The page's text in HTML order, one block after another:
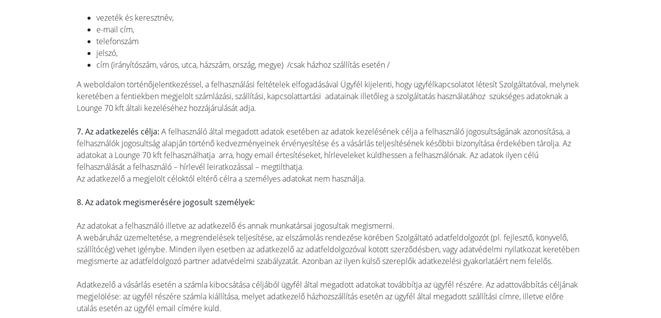
vezeték és keresztnév,
e-mail cím,
telefonszám
jelszó,
cím (irányítószám, város, utca, házszám, ország, megye) /csak házhoz szállítás esetén /
A weboldalon történőjelentkezéssel, a felhasználási feltételek elfogadásával Ügyfél kijelenti, hogy ügyfélkapcsolatot létesít Szolgáltatóval, melynek
keretében a fentiekben megjelölt számlázási, szállítási, kapcsolattartási adatainak illetőleg a szolgáltatás használatához szükséges adatoknak a
Lounge 70 kft általi kezeléséhez hozzájárulását adja.
7. Az adatkezelés célja: A felhasználó által megadott adatok esetében az adatok kezelésének célja a felhasználó jogosultságának azonosítása, a
felhasználók jogosultság alapján történő kedvezményeinek érvényesítése és a vásárlás teljesítésének későbbi bizonyítása érdekében tárolja. Az
adatokat a Lounge 70 kft felhasználhatja arra, hogy email értesítéseket, hírleveleket küldhessen a felhasználónak. Az adatok ilyen célú
felhasználását a felhasználó – hírlevél leiratkozással – megtilthatja.
Az adatkezelő a megjelölt céloktól eltérő célra a személyes adatokat nem használja.
8. Az adatok megismerésére jogosult személyek:
Az adatokat a felhasználó illetve az adatkezelő és annak munkatársai jogosultak megismerni.
A webáruház üzemeltetése, a megrendelések teljesítése, az elszámolás rendezése körében Szolgáltató adatfeldolgozót (pl. fejlesztő, könyvelő,
szállítócég) vehet igénybe. Minden ilyen esetben az adatkezelő az adatfeldolgozóval kötött szerződésben, vagy adatvédelmi nyilatkozat keretében
megismerte az adatfeldolgozó partner adatvédelmi szabályzatát. Azonban az ilyen külső szereplők adatkezelési gyakorlatáért nem felelős.
Adatkezelő a vásárlás esetén a számla kibocsátása céljából ügyfél által megadott adatokat továbbítja az ügyfél részére. Az adattovábbítás céljának
megjelölése: az ügyfél részére számla kiállítása, melyet adatkezelő házhozszállítás esetén az ügyfél által megadott szállítási címre, illetve előre
utalás esetén az ügyfél email címére küld.